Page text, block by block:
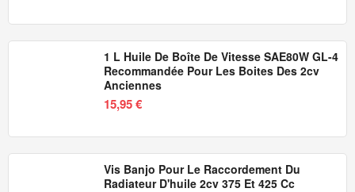
1 L Huile De Boîte De Vitesse SAE80W GL-4
Recommandée Pour Les Boites Des 2cv
Anciennes
15,95 €
Vis Banjo Pour Le Raccordement Du
Radiateur D'huile 2cv 375 Et 425 Cc